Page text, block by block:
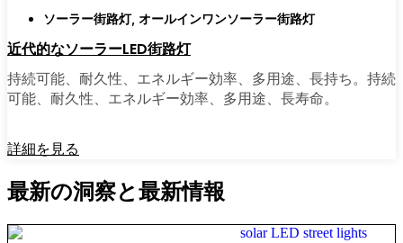
ソーラー街路灯, オールインワンソーラー街路灯
近代的なソーラーLED街路灯
持続可能、耐久性、エネルギー効率、多用途、長持ち。持続
可能、耐久性、エネルギー効率、多用途、長寿命。
詳細を見る
最新の洞察と最新情報